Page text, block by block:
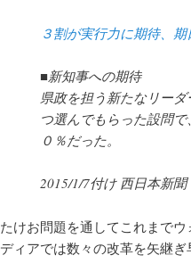
３割が実行力に期待、
■新知事への期待
県政を担う新たなリー
つ選んでもらった設問
０％だった。
2015/1/7付け 西日本新
たけお問題を通してこれまで
ディアでは数々の改革を矢継ぎ